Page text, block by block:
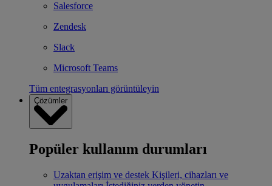
Salesforce
Zendesk
Slack
Microsoft Teams
Tüm entegrasyonları görüntüleyin
Çözümler
Popüler kullanım durumları
Uzaktan erişim ve destek Kişileri, cihazları ve